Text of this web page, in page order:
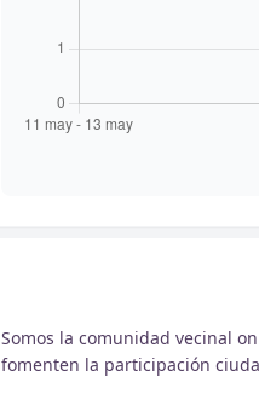
Somos la comunidad vecinal
fomenten la participación